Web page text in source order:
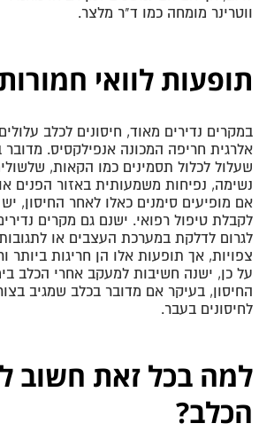
ווטרינר מומחה כמו ד"ר מלצר.
תופעות לוואי
במקרים נדירים מאוד, חיסונים לכלב
אלרגית חריפה המכונה אנפילקסיס. מדובר
שעלול לכלול תסמינים כמו הקאות,
נשימה, נפיחות משמעותית באזור הפנים
אם מופיעים סימנים כאלו לאחר החיסון, יש
לקבלת טיפול רפואי. ישנם גם מקרים
לגרום לדלקת במערכת העצבים או לתגובות
צפויות, אך תופעות אלו הן חריגות ביותר
על כן, ישנה חשיבות למעקב אחרי הכלב
החיסון, בעיקר אם מדובר בכלב שמגיב
לחיסונים בעבר.
למה בכל זאת חשוב
הכלב?